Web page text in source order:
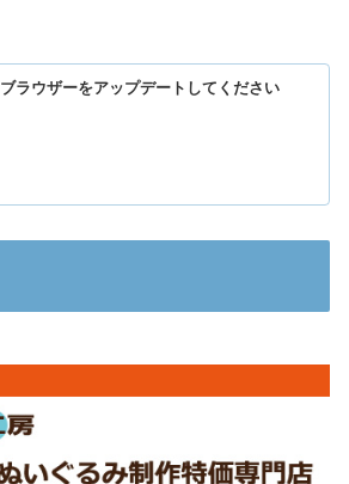
ブラウザーをアップデートしてください